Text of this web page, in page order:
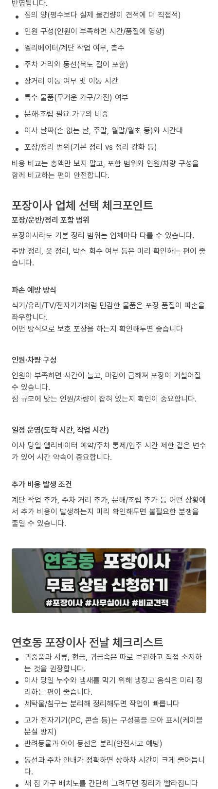
반영됩니다.
짐의 양(평수보다 실제 물건량이 견적에 더 직접적)
인원 구성(인원이 부족하면 시간/품질에 영향)
엘리베이터/계단 작업 여부, 층수
주차 거리와 동선(복도 길이 포함)
장거리 이동 여부 및 이동 시간
특수 물품(무거운 가구/가전) 여부
분해·조립 필요 가구의 비중
이사 날짜(손 없는 날, 주말, 월말/월초 등)와 시간대
포장/정리 범위(기본 정리 vs 정리 강화 등)
비용 비교는 총액만 보지 말고, 포함 범위와 인원/차량 구성을
함께 비교하는 편이 안전합니다.
포장이사 업체 선택 체크포인트
포장/운반/정리 포함 범위
포장이사라도 기본 정리 범위는 업체마다 다를 수 있습니다.
주방 정리, 옷 정리, 박스 회수 여부 등은 미리 확인하는 편이 좋
습니다.
파손 예방 방식
식기/유리/TV/전자기기처럼 민감한 물품은 포장 품질이 파손을
좌우합니다.
어떤 방식으로 보호 포장을 하는지 확인해두면 좋습니다
인원·차량 구성
인원이 부족하면 시간이 늘고, 마감이 급해져 포장이 거칠어질
수 있습니다.
짐 규모에 맞는 인원/차량이 잡혀 있는지 확인이 중요합니다.
일정 운영(도착 시간, 작업 시간)
이사 당일 엘리베이터 예약/주차 통제/입주 시간 제한 같은 변수
가 있어 시간 약속이 중요합니다.
추가 비용 발생 조건
계단 작업 추가, 주차 거리 추가, 분해/조립 추가 등 어떤 상황에
서 추가 비용이 발생하는지 미리 확인해두면 불필요한 분쟁을
줄일 수 있습니다.
연호동 포장이사 전날 체크리스트
귀중품과 서류, 현금, 귀금속은 따로 보관하고 직접 소지하
는 것을 권장합니다.
이사 당일 누수와 냄새를 막기 위해 냉장고 음식은 미리 정
리하는 편이 좋습니다.
세탁물/침구는 분리해 정리해두면 작업이 빠릅니다
고가 전자기기(PC, 콘솔 등)는 구성품을 모아 표시(케이블
분실 방지)
반려동물과 아이 동선은 분리(안전사고 예방)
동선과 주차 안내가 정확하면 상하차 시간이 크게 줄어듭니
다.
새 집 가구 배치도를 간단히 그려두면 정리가 빨라집니다